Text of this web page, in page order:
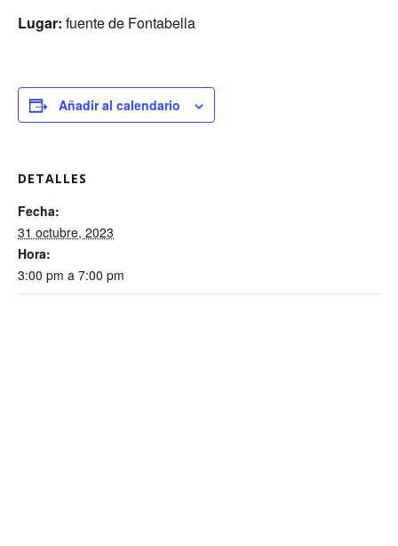
Lugar: fuente de Fontabella
Añadir al calendario
DETALLES
Fecha:
31 octubre, 2023
Hora:
3:00 pm a 7:00 pm